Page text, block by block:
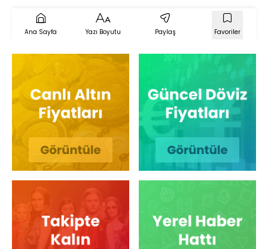
Ana Sayfa Yazı Boyutu Paylaş Favoriler